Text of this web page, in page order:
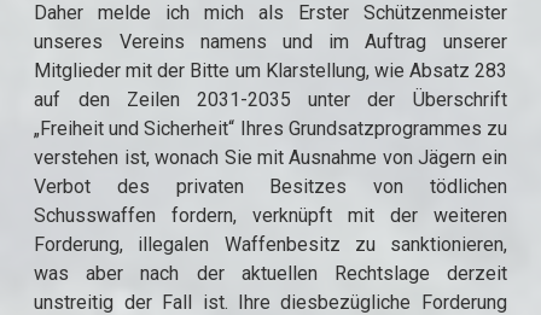
Daher melde ich mich als Erster Schützenmeister
unseres Vereins namens und im Auftrag unserer
Mitglieder mit der Bitte um Klarstellung, wie Absatz 283
auf den Zeilen 2031-2035 unter der Überschrift
„Freiheit und Sicherheit“ Ihres Grundsatzprogrammes zu
verstehen ist, wonach Sie mit Ausnahme von Jägern ein
Verbot des privaten Besitzes von tödlichen
Schusswaffen fordern, verknüpft mit der weiteren
Forderung, illegalen Waffenbesitz zu sanktionieren,
was aber nach der aktuellen Rechtslage derzeit
unstreitig der Fall ist. Ihre diesbezügliche Forderung